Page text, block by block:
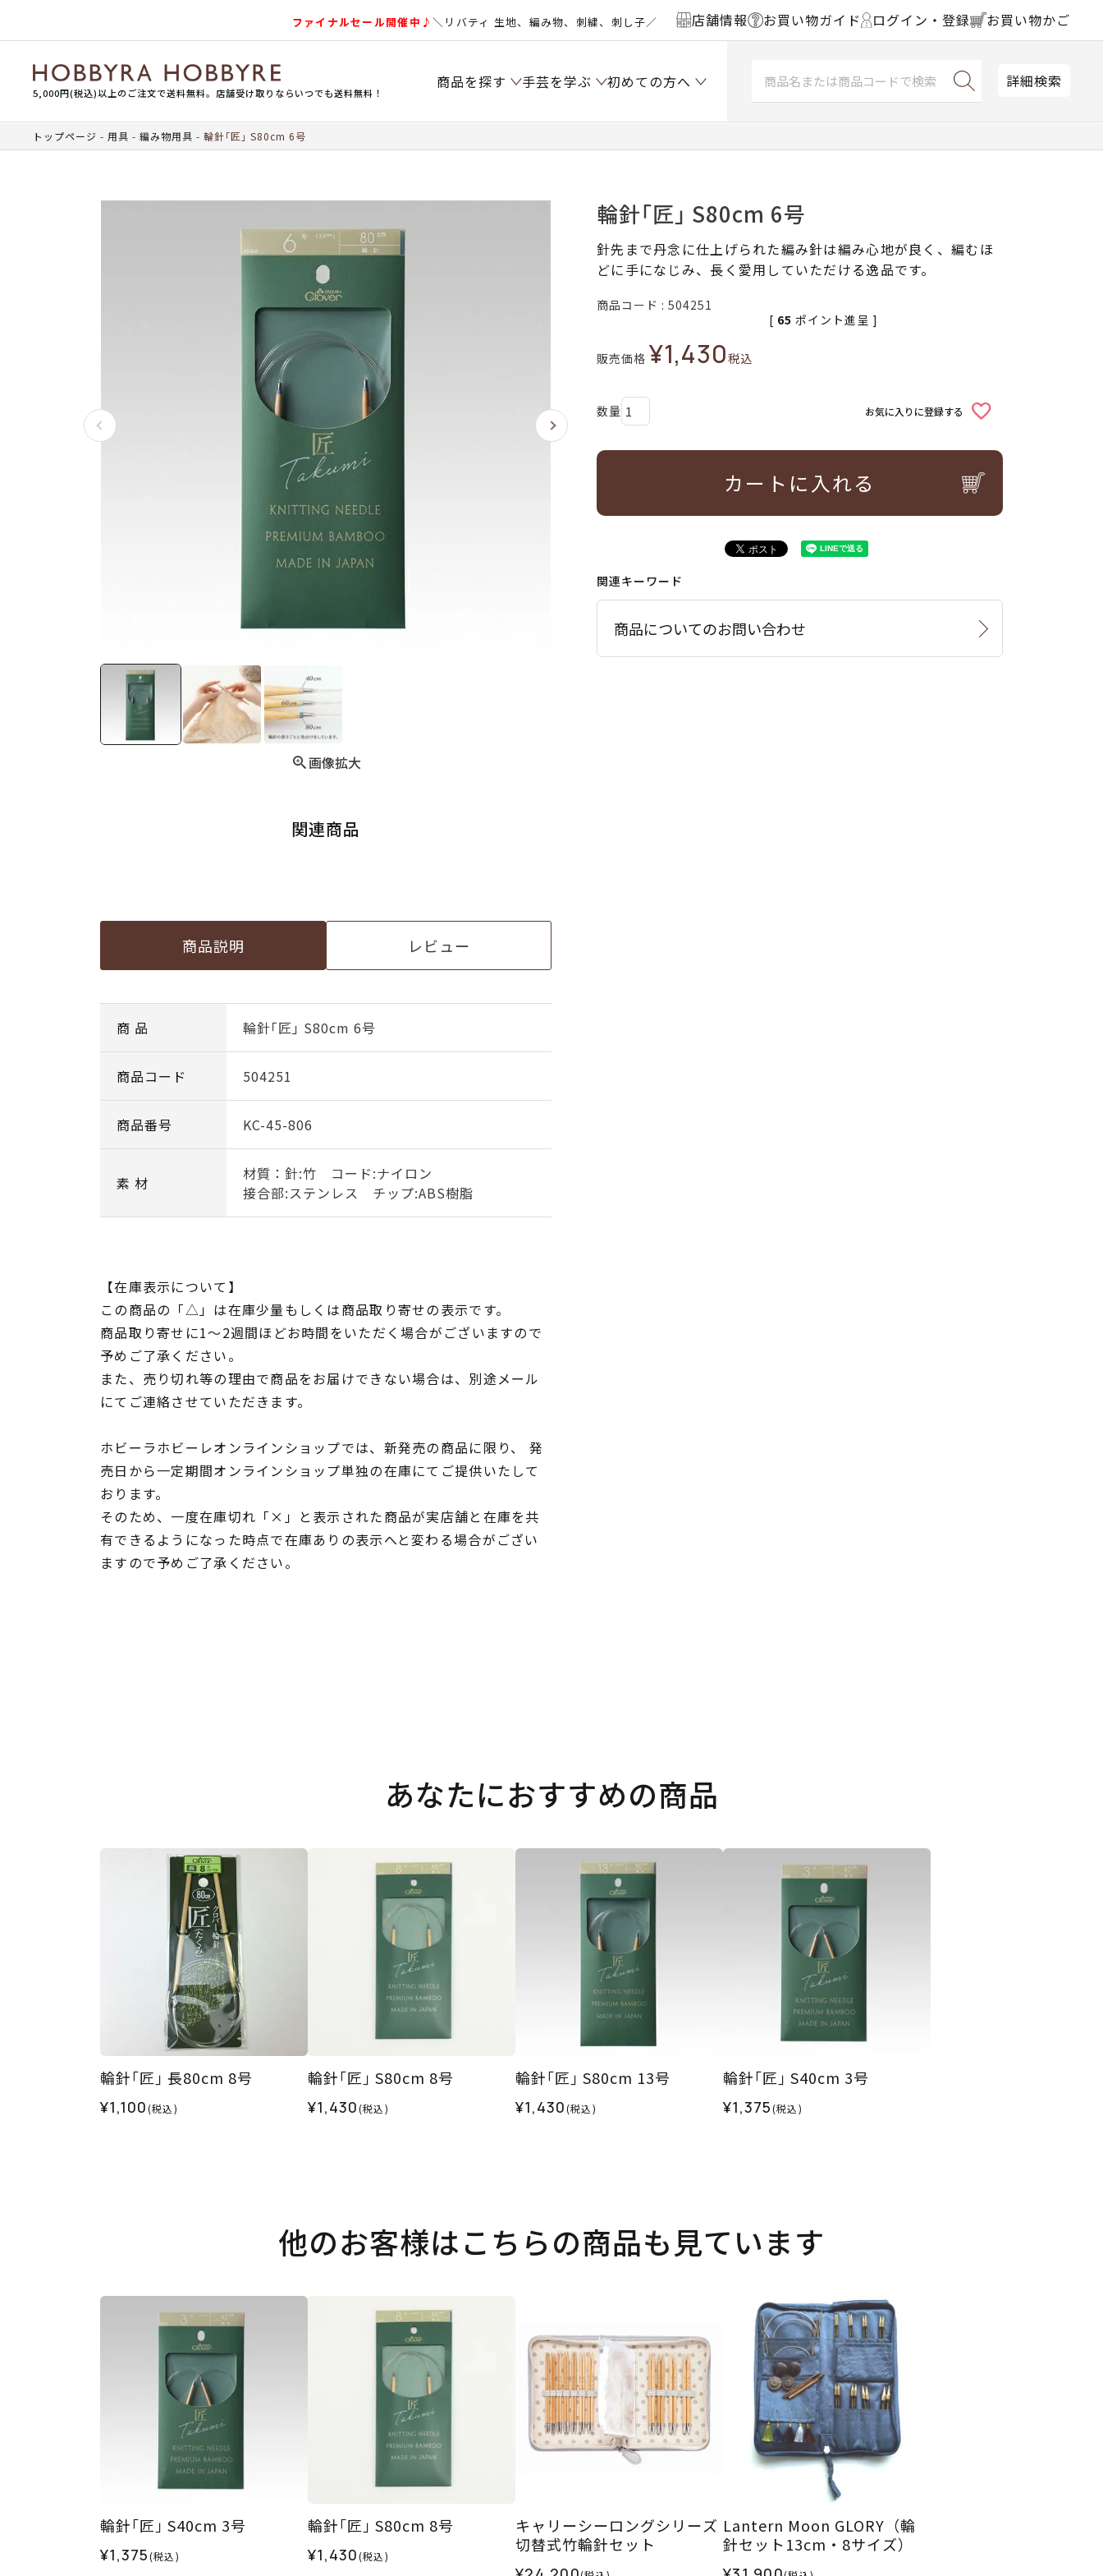
ファイナルセール開催中♪＼リバティ 生地、編み物、刺繍、刺し子／ 店舗情報 お買い物ガイド ログイン・登録 お買い物かご
5,000円(税込)以上のご注文で送料無料。店舗受け取りならいつでも送料無料！
商品を探す 手芸を学ぶ 初めての方へ 詳細検索
トップページ 用具 編み物用具 輪針｢匠｣ S80cm 6号
画像拡大
関連商品
商品説明 レビュー
商 品 輪針｢匠｣ S80cm 6号
商品コード 504251
商品番号 KC-45-806
素 材
材質：針:竹 コード:ナイロン
接合部:ステンレス チップ:ABS樹脂
【在庫表示について】
この商品の「△」は在庫少量もしくは商品取り寄せの表示です。
商品取り寄せに1～2週間ほどお時間をいただく場合がございますので
予めご了承ください。
また、売り切れ等の理由で商品をお届けできない場合は、別途メール
にてご連絡させていただきます。
ホビーラホビーレオンラインショップでは、新発売の商品に限り、 発
売日から一定期間オンラインショップ単独の在庫にてご提供いたして
おります。
そのため、一度在庫切れ「×」と表示された商品が実店舗と在庫を共
有できるようになった時点で在庫ありの表示へと変わる場合がござい
ますので予めご了承ください。
輪針｢匠｣ S80cm 6号
針先まで丹念に仕上げられた編み針は編み心地が良く、編むほ
どに手になじみ、長く愛用していただける逸品です。
商品コード 504251
販売価格 ¥1,430税込
[ 65 ポイント進呈 ]
お気に入りに登録する
カートに入れる
関連キーワード
商品についてのお問い合わせ
あなたにおすすめの商品
輪針｢匠｣ 長80cm 8号
¥1,100(税込)
輪針｢匠｣ S80cm 8号
¥1,430(税込)
輪針｢匠｣ S80cm 13号
¥1,430(税込)
輪針｢匠｣ S40cm 3号
¥1,375(税込)
他のお客様はこちらの商品も見ています
輪針｢匠｣ S40cm 3号
¥1,375(税込)
輪針｢匠｣ S80cm 8号
¥1,430(税込)
キャリーシーロングシリーズ
切替式竹輪針セット
Lantern Moon GLORY（輪
針セット13cm・8サイズ）